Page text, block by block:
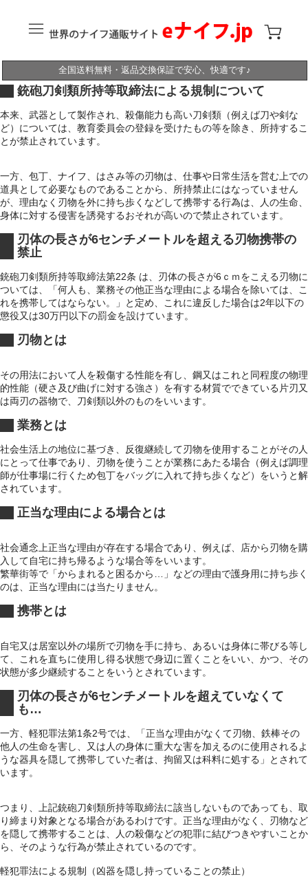
全国送料無料・返品交換保証で安心、快適です♪
銃砲刀剣類所持等取締法による規制について
本来、武器として製作され、殺傷能力も高い刀剣類（例えば刀や剣な
ど）については、教育委員会の登録を受けたもの等を除き、所持するこ
とが禁止されています。
一方、包丁、ナイフ、はさみ等の刃物は、仕事や日常生活を営む上での
道具として必要なものであることから、所持禁止にはなっていません
が、理由なく刃物を外に持ち歩くなどして携帯する行為は、人の生命、
身体に対する侵害を誘発するおそれが高いので禁止されています。
刃体の長さが6センチメートルを超える刃物携帯の
禁止
銃砲刀剣類所持等取締法第22条 は、刃体の長さが6ｃｍをこえる刃物に
ついては、「何人も、業務その他正当な理由による場合を除いては、こ
れを携帯してはならない。」と定め、これに違反した場合は2年以下の
懲役又は30万円以下の罰金を設けています。
刃物とは
その用法において人を殺傷する性能を有し、鋼又はこれと同程度の物理
的性能（硬さ及び曲げに対する強さ）を有する材質でできている片刃又
は両刃の器物で、刀剣類以外のものをいいます。
業務とは
社会生活上の地位に基づき、反復継続して刃物を使用することがその人
にとって仕事であり、刃物を使うことが業務にあたる場合（例えば調理
師が仕事場に行くため包丁をバッグに入れて持ち歩くなど）をいうと解
されています。
正当な理由による場合とは
社会通念上正当な理由が存在する場合であり、例えば、店から刃物を購
入して自宅に持ち帰るような場合等をいいます。
繁華街等で「からまれると困るから…」などの理由で護身用に持ち歩く
のは、正当な理由には当たりません。
携帯とは
自宅又は居室以外の場所で刃物を手に持ち、あるいは身体に帯びる等し
て、これを直ちに使用し得る状態で身辺に置くことをいい、かつ、その
状態が多少継続することをいうとされています。
刃体の長さが6センチメートルを超えていなくて
も…
一方、軽犯罪法第1条2号では、「正当な理由がなくて刃物、鉄棒その
他人の生命を害し、又は人の身体に重大な害を加えるのに使用されるよ
うな器具を隠して携帯していた者は、拘留又は科料に処する」とされて
います。
つまり、上記銃砲刀剣類所持等取締法に該当しないものであっても、取
り締まり対象となる場合があるわけです。正当な理由がなく、刃物など
を隠して携帯することは、人の殺傷などの犯罪に結びつきやすいことか
ら、そのような行為が禁止されているのです。
軽犯罪法による規制（凶器を隠し持っていることの禁止）